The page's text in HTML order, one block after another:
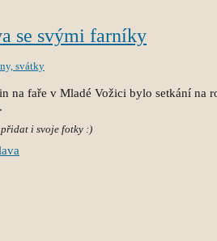
se svými farníky
svátky
na faře v Mladé Vožici bylo setkání na
přidat i svoje fotky :)